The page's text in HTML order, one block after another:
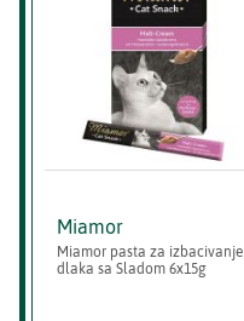
Miamor
Miamor pasta za izbacivanje
dlaka sa Sladom 6x15g